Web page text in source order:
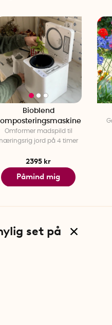
Bioblend
Omformer madspild til
næringsrig jord på 4 timer
2395 kr
Påmind mig
set på